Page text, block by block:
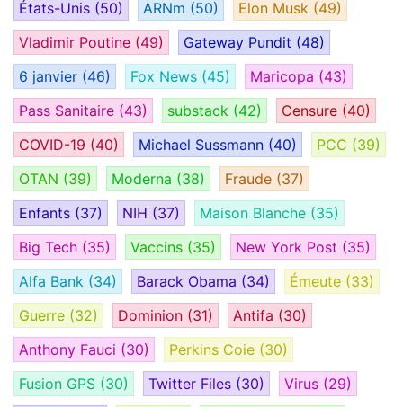
États-Unis (50) ARNm (50) Elon Musk (49)
Vladimir Poutine (49) Gateway Pundit (48)
6 janvier (46) Fox News (45) Maricopa (43)
Pass Sanitaire (43) substack (42) Censure (40)
COVID-19 (40) Michael Sussmann (40) PCC (39)
OTAN (39) Moderna (38) Fraude (37)
Enfants (37) NIH (37) Maison Blanche (35)
Big Tech (35) Vaccins (35) New York Post (35)
Alfa Bank (34) Barack Obama (34) Émeute (33)
Guerre (32) Dominion (31) Antifa (30)
Anthony Fauci (30) Perkins Coie (30)
Fusion GPS (30) Twitter Files (30) Virus (29)